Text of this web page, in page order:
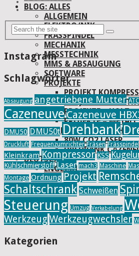
BLOG: ALLES
ALLGEMEIN
ELEKTRO/NIK
FRÄSSPINDEL
MECHANIK
MESSTECHNIK
MMS & ABSAUGUNG
SOFTWARE
PROJEKTE
PROJEKT
PROJEKTE –
PROJEKTE – HOLZ
PROJEKTE – METALL
WERKZEUG &
80W CO2 LASER
DREHBANK
DEUTSCH
ENGLISH
Instagram
Schlagwörter
Absaugung angetriebene Mutter ATC
Cazeneuve Cazeneuve
DMU50 DMU50t Drehbank
Druckluft Frequenzumrichter Fräsen Frässpindel
Kleinkram Kompressor KSS
Kühlschmierstoff Laser mach3 Maschine
Montage Ordnung Projekt
Schaltschrank Schweißen
Steuerung Umzug Verkabelung
Werkzeug Werkzeugwechsler
Kategorien